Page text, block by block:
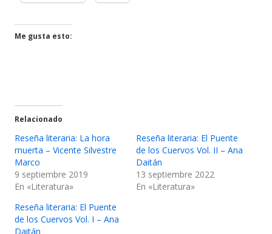
en
en
Me gusta esto:
Relacionado
Reseña literaria: La hora
muerta – Vicente Silvestre
Marco
9 septiembre 2019
En «Literatura»
Reseña literaria: El Puente
de los Cuervos Vol. II – Ana
Daitán
13 septiembre 2022
En «Literatura»
Reseña literaria: El Puente
de los Cuervos Vol. I – Ana
Daitán